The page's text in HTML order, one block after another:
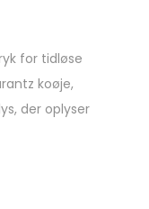
for tidløse
koøje,
der oplyser